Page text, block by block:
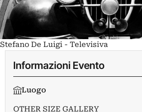
Stefano De Luigi - Televisiva
Informazioni Evento
Luogo
OTHER SIZE GALLERY